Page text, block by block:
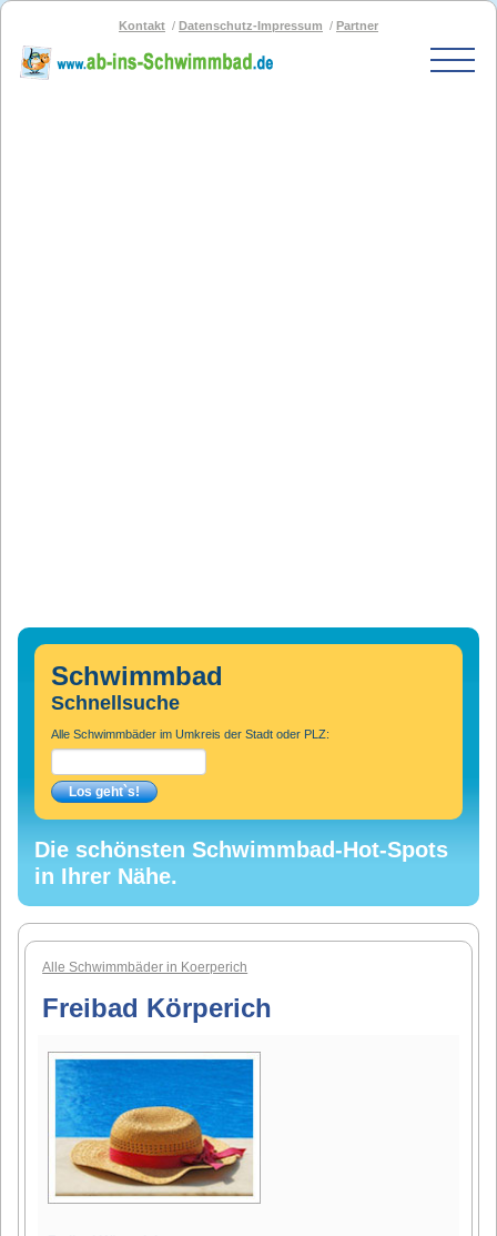
Kontakt Datenschutz-Impressum Partner
Schwimmbad
Schnellsuche
Alle Schwimmbäder im Umkreis der Stadt oder PLZ:
Die schönsten Schwimmbad-Hot-Spots
in Ihrer Nähe.
Alle Schwimmbäder in Koerperich
Freibad Körperich